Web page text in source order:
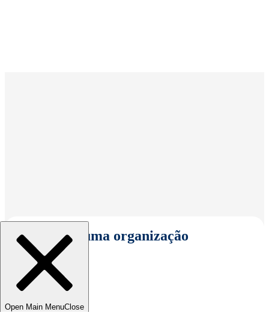
Selecionar uma organização
Open Main MenuClose